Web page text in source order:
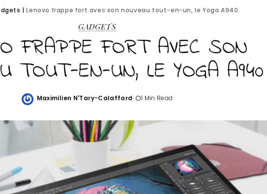
|Lenovo frappe fort avec son nouveau tout-en-un, le Yoga A940
GADGETS
FRAPPE FORT AVEC SON
TOUT-EN-UN, LE YOGA A940
Posted
Maximilien N'Tary-Calaffard 1 Min Read